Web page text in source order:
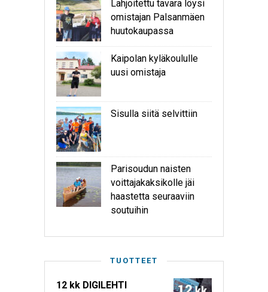
Lahjoitettu tavara löysi
omistajan Palsanmäen
huutokaupassa
Kaipolan kyläkoululle
uusi omistaja
Sisulla siitä selvittiin
Parisoudun naisten
voittajakaksikolle jäi
haastetta seuraaviin
soutuihin
TUOTTEET
12 kk DIGILEHTI